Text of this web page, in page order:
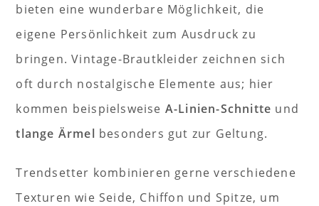
bieten eine wunderbare Möglichkeit, die
eigene Persönlichkeit zum Ausdruck zu
bringen. Vintage-Brautkleider zeichnen sich
oft durch nostalgische Elemente aus; hier
kommen beispielsweise A-Linien-Schnitte und
tlange Ärmel besonders gut zur Geltung.
Trendsetter kombinieren gerne verschiedene
Texturen wie Seide, Chiffon und Spitze, um